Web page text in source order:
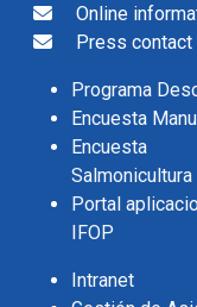
Online
Press
Programa
Encuesta
Encuesta
Salmonicultura
Portal
IFOP
Intranet